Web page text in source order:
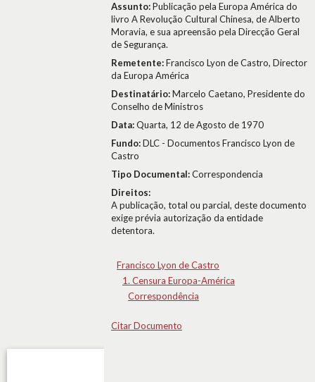
Assunto:Publicação pela Europa América do
livro A Revolução Cultural Chinesa, de Alberto
Moravia, e sua apreensão pela Direcção Geral
de Segurança.
Remetente:Francisco Lyon de Castro, Director
da Europa América
Destinatário:Marcelo Caetano, Presidente do
Conselho de Ministros
Data:Quarta, 12 de Agosto de 1970
Fundo:DLC - Documentos Francisco Lyon de
Castro
Tipo Documental:Correspondencia
Direitos:
A publicação, total ou parcial, deste documento
exige prévia autorização da entidade
detentora.
Francisco Lyon de Castro
1. Censura Europa-América
Correspondência
Citar Documento